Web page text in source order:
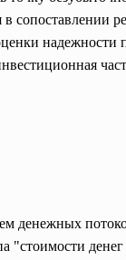
сопоставлении
надежности
денежных
"стоимости